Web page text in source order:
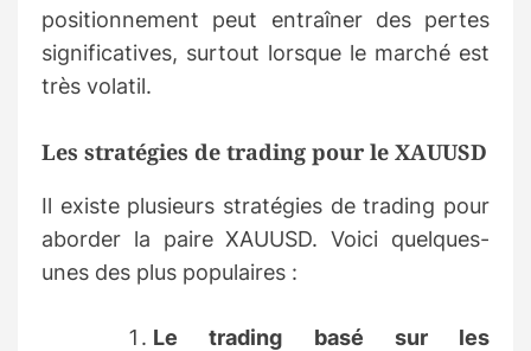
positionnement peut entraîner des pertes
significatives, surtout lorsque le marché est
très volatil.
Les stratégies de trading pour le XAUUSD
Il existe plusieurs stratégies de trading pour
aborder la paire XAUUSD. Voici quelques-
unes des plus populaires :
Le trading basé sur les